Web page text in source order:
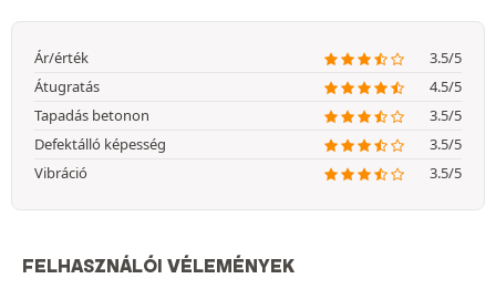
Ár/érték
3.5/5
Átugratás
4.5/5
Tapadás betonon
3.5/5
Defektálló képesség
3.5/5
Vibráció
3.5/5
FELHASZNÁLÓI VÉLEMÉNYEK